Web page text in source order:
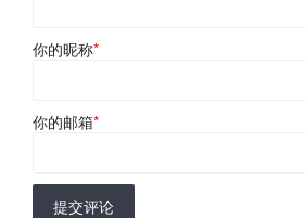
你的昵称*
你的邮箱*
提交评论